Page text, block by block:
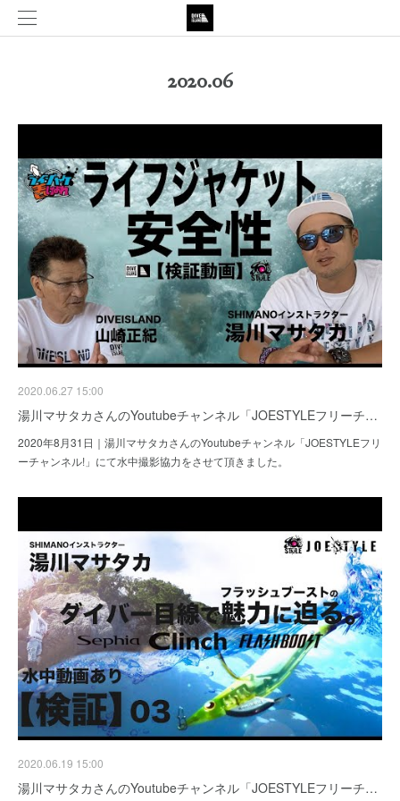
2020.06
2020.06.27 15:00
湯川マサタカさんのYoutubeチャンネル「JOESTYLEフリーチ…
2020年8月31日｜湯川マサタカさんのYoutubeチャンネル「JOESTYLEフリ
ーチャンネル!」にて水中撮影協力をさせて頂きました。
2020.06.19 15:00
湯川マサタカさんのYoutubeチャンネル「JOESTYLEフリーチ…